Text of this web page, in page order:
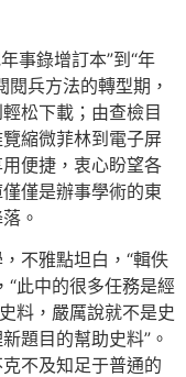
事錄增訂本”到“年
兵方法的轉型期，
松下載；由查檢目
縮微菲林到電子屏
便捷，衷心盼望各
僅是辦事學術的東
。
不雅點坦白，“輯佚
“此中的很多任務是經
料，嚴厲說就不是史
題目的幫助史料”。
不及知足于普通的